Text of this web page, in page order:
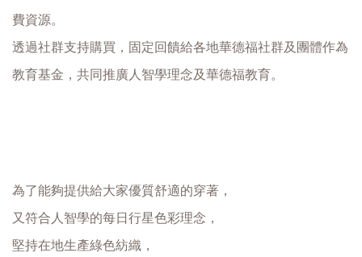
費資源。
透過社群支持購買，固定回饋給各地華德福社群及團體作為
教育基金，共同推廣人智學理念及華德福教育。
為了能夠提供給大家優質舒適的穿著，
又符合人智學的每日行星色彩理念，
堅持在地生產綠色紡織，